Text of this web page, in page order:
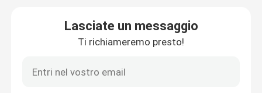
Guarnizione del cambio
Sigillo dell'olio di motore
Lasciate un messaggio
Ti richiameremo presto!